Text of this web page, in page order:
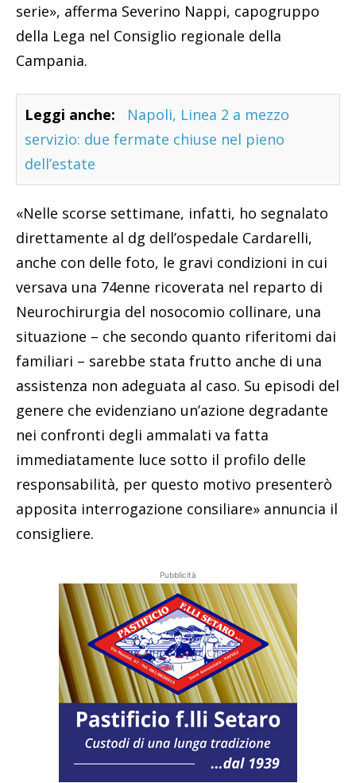
serie», afferma Severino Nappi, capogruppo
della Lega nel Consiglio regionale della
Campania.
Leggi anche:
Napoli, Linea 2 a mezzo
servizio: due fermate chiuse nel pieno
dell’estate
«Nelle scorse settimane, infatti, ho segnalato
direttamente al dg dell’ospedale Cardarelli,
anche con delle foto, le gravi condizioni in cui
versava una 74enne ricoverata nel reparto di
Neurochirurgia del nosocomio collinare, una
situazione – che secondo quanto riferitomi dai
familiari – sarebbe stata frutto anche di una
assistenza non adeguata al caso. Su episodi del
genere che evidenziano un’azione degradante
nei confronti degli ammalati va fatta
immediatamente luce sotto il profilo delle
responsabilità, per questo motivo presenterò
apposita interrogazione consiliare» annuncia il
consigliere.
Pubblicità